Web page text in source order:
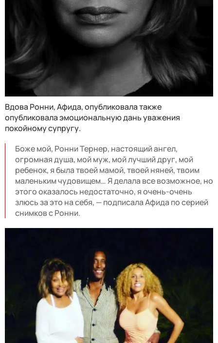
Вдова Ронни, Афида, опубликовала также
опубликовала эмоциональную дань уважения
покойному супругу.
Боже мой, Ронни Тернер, настоящий ангел,
огромная душа, мой муж, мой лучший друг, мой
ребенок, я была твоей мамой, твоей няней, твоим
маленьким чудовищем… Я делала все возможное, но
этого оказалось недостаточно, я очень-очень
злюсь за это на себя, — подписала Афида по серией
снимков с Ронни.